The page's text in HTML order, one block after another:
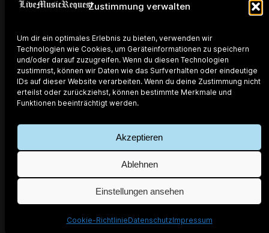
Zustimmung verwalten
Um dir ein optimales Erlebnis zu bieten, verwenden wir
Technologien wie Cookies, um Geräteinformationen zu speichern
und/oder darauf zuzugreifen. Wenn du diesen Technologien
zustimmst, können wir Daten wie das Surfverhalten oder eindeutige
IDs auf dieser Website verarbeiten. Wenn du deine Zustimmung nicht
erteilst oder zurückziehst, können bestimmte Merkmale und
Funktionen beeinträchtigt werden.
Akzeptieren
Ablehnen
Einstellungen ansehen
Cookie-RichtlinieDatenschutzImpressum
Künstler suchen.
developed by @marchanschur
Live Music Request